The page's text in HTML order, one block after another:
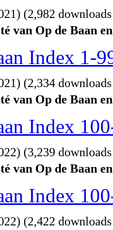
) (2,982
van Op de Baan
Index 1-
) (2,334
van Op de Baan
Index
) (3,239
van Op de Baan
Index
) (2,422